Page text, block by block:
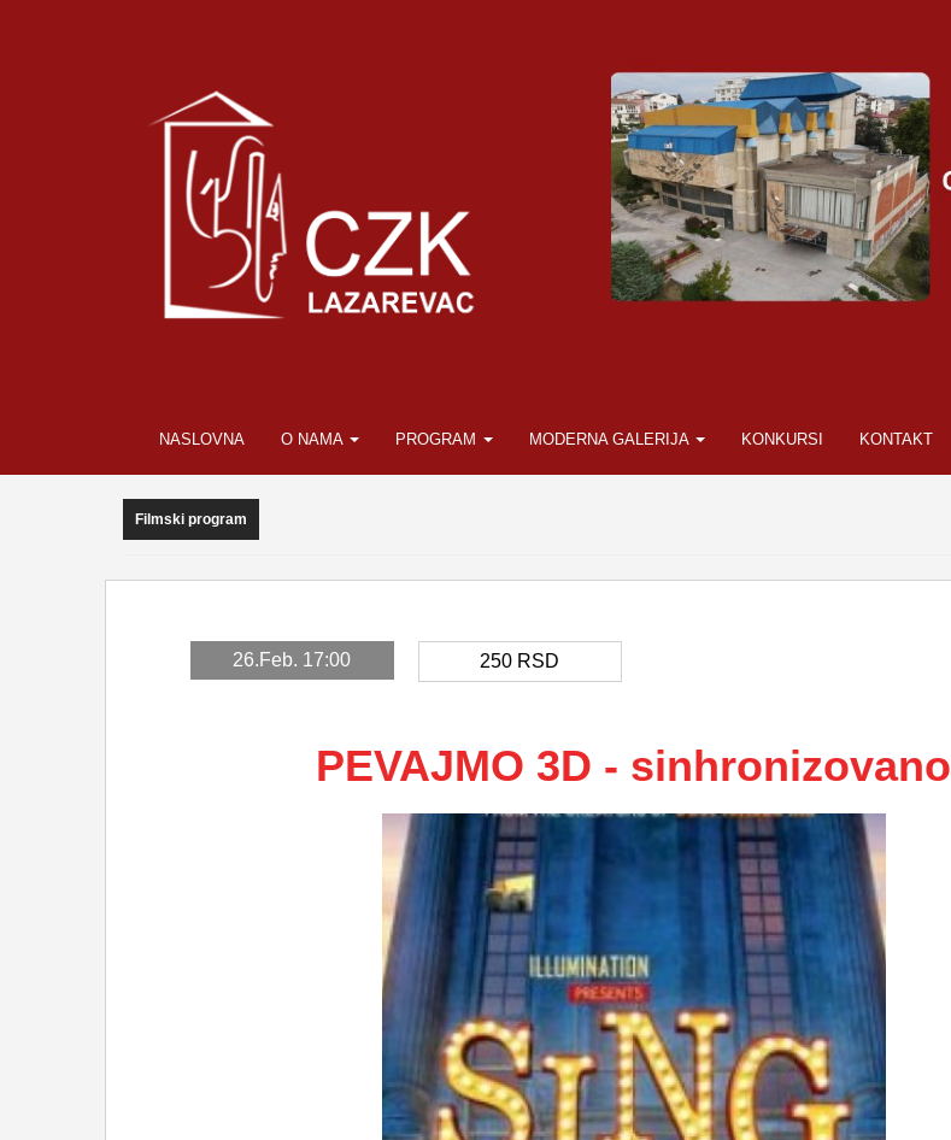
NASLOVNA O NAMA PROGRAM MODERNA GALERIJA KONKURSI KONTAKT
Filmski program
26.Feb. 17:00 250 RSD
PEVAJMO 3D - sinhronizovano